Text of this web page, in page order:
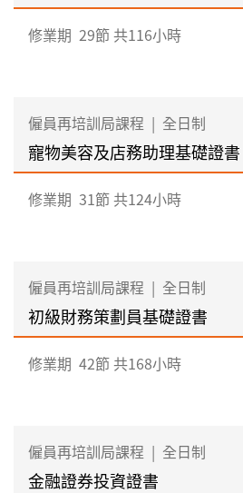
修業期 29節 共116小時
僱員再培訓局課程 | 全日制
寵物美容及店務助理基礎證書
修業期 31節 共124小時
僱員再培訓局課程 | 全日制
初級財務策劃員基礎證書
修業期 42節 共168小時
僱員再培訓局課程 | 全日制
金融證券投資證書